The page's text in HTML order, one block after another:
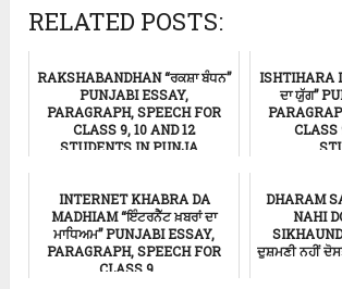
RELATED POSTS:
RAKSHABANDHAN “ਰਕਸ਼ਾ ਬੰਧਨ”
PUNJABI ESSAY,
PARAGRAPH, SPEECH FOR
CLASS 9, 10 AND 12
STUDENTS IN PUNJA...
ISHTIHARA
ਦਾ ਯੁੱਗ”
CLASS
INTERNET KHABRA DA
MADHIAM “ਇੰਟਰਨੈੱਟ ਖ਼ਬਰਾਂ ਦਾ
ਮਾਧਿਅਮ” PUNJABI ESSAY,
PARAGRAPH, SPEECH FOR
CLASS 9, ...
DHARAM
NAHI
ਦੁਸ਼ਮਣੀ ਨਹੀਂ